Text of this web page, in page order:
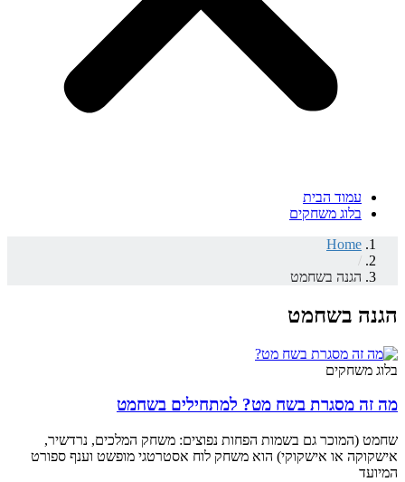
עמוד הבית
בלוג משחקים
Home
/
הגנה בשחמט
הגנה בשחמט
בלוג משחקים
מה זה מסגרת בשח מט? למתחילים בשחמט
שחמט (המוכר גם בשמות הפחות נפוצים: משחק המלכים, נרדשיר,
אישקוקה או אישקוקי) הוא משחק לוח אסטרטגי מופשט וענף ספורט
המיועד